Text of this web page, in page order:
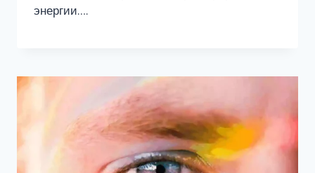
энергии….